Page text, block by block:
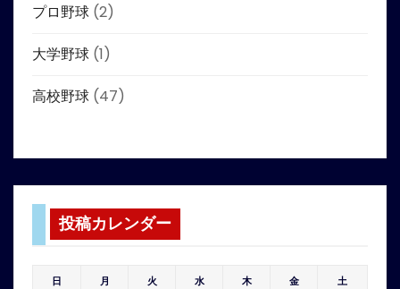
プロ野球 (2)
大学野球 (1)
高校野球 (47)
投稿カレンダー
日 月 火 水 木 金 土